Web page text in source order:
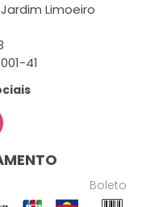
Limoeiro
41
Boleto